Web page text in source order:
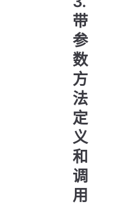
带
参
数
方
法
定
义
和
调
用